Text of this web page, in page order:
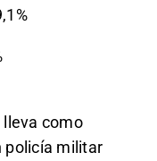
lleva como
policía militar